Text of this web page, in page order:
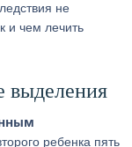
не
и чем лечить
выделения
ребенка пять